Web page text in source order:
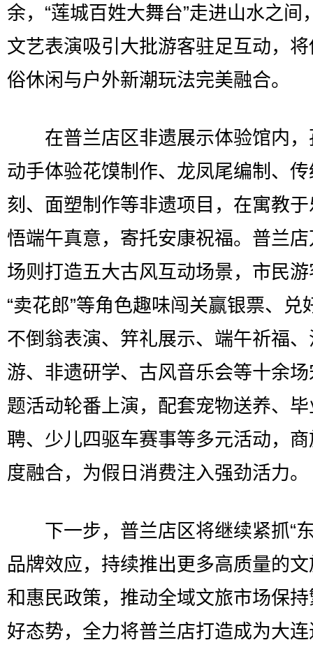
余，“莲城百姓大舞台”走进山水之间
文艺表演吸引大批游客驻足互动，
俗休闲与户外新潮玩法完美融合。
在普兰店区非遗展示体验馆内，
动手体验花馍制作、龙凤尾编制、
刻、面塑制作等非遗项目，在寓教
悟端午真意，寄托安康祝福。普兰
场则打造五大古风互动场景，市民
“卖花郎”等角色趣味闯关赢银票、兑
不倒翁表演、笄礼展示、端午祈福
游、非遗研学、古风音乐会等十余
题活动轮番上演，配套宠物送养、
聘、少儿四驱车赛事等多元活动，
度融合，为假日消费注入强劲活力。
下一步，普兰店区将继续紧抓“东
品牌效应，持续推出更多高质量的
和惠民政策，推动全域文旅市场保
好态势，全力将普兰店打造成为大